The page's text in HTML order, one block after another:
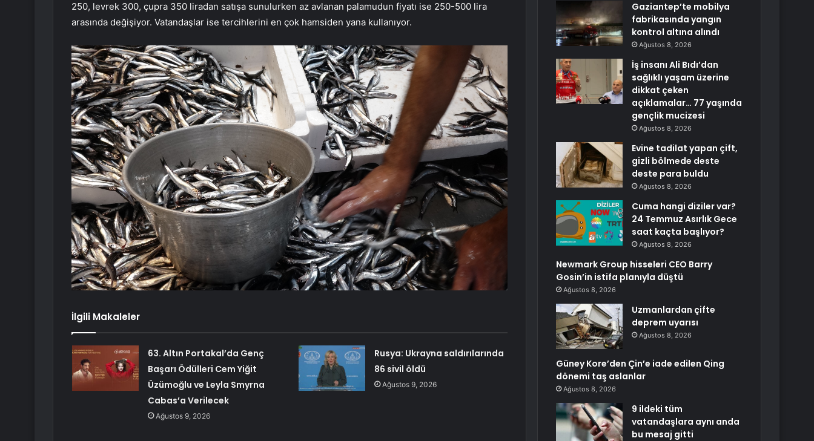
250, levrek 300, çupra 350 liradan satışa sunulurken az avlanan palamudun fiyatı ise 250-500 lira
arasında değişiyor. Vatandaşlar ise tercihlerini en çok hamsiden yana kullanıyor.
İlgili Makaleler
63. Altın Portakal’da Genç
Başarı Ödülleri Cem Yiğit
Üzümoğlu ve Leyla Smyrna
Cabas’a Verilecek
Ağustos 9, 2026
Rusya: Ukrayna saldırılarında
86 sivil öldü
Ağustos 9, 2026
Gaziantep’te mobilya
fabrikasında yangın
kontrol altına alındı
Ağustos 8, 2026
İş insanı Ali Bıdı’dan
sağlıklı yaşam üzerine
dikkat çeken
açıklamalar… 77 yaşında
gençlik mucizesi
Ağustos 8, 2026
Evine tadilat yapan çift,
gizli bölmede deste
deste para buldu
Ağustos 8, 2026
Cuma hangi diziler var?
24 Temmuz Asırlık Gece
saat kaçta başlıyor?
Ağustos 8, 2026
Newmark Group hisseleri CEO Barry
Gosin’in istifa planıyla düştü
Ağustos 8, 2026
Uzmanlardan çifte
deprem uyarısı
Ağustos 8, 2026
Güney Kore’den Çin’e iade edilen Qing
dönemi taş aslanlar
Ağustos 8, 2026
9 ildeki tüm
vatandaşlara aynı anda
bu mesaj gitti